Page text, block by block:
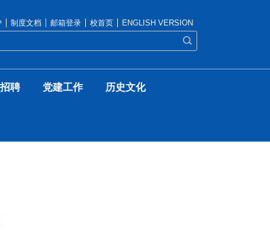
制度文档 邮箱登录 校首页 ENGLISH VERSION
聘 党建工作 历史文化